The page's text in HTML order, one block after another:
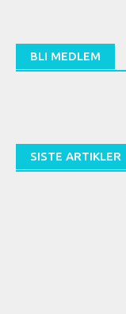
BLI MEDLEM
SISTE ARTIKLER